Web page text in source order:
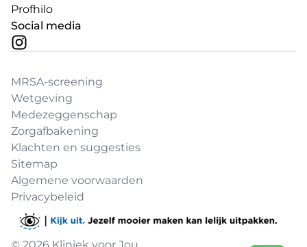
Profhilo
Social media
MRSA-screening
Wetgeving
Medezeggenschap
Zorgafbakening
Klachten en suggesties
Sitemap
Algemene voorwaarden
Privacybeleid